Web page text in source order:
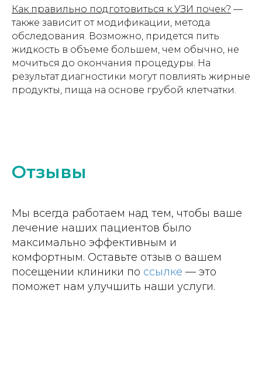
Как правильно подготовиться к УЗИ почек? —
также зависит от модификации, метода
обследования. Возможно, придется пить
жидкость в объеме большем, чем обычно, не
мочиться до окончания процедуры. На
результат диагностики могут повлиять жирные
продукты, пища на основе грубой клетчатки.
Отзывы
Мы всегда работаем над тем, чтобы ваше
лечение наших пациентов было
максимально эффективным и
комфортным. Оставьте отзыв о вашем
посещении клиники по ссылке — это
поможет нам улучшить наши услуги.